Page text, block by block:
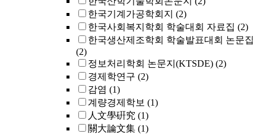
한국기계가공학회지 (2)
한국사회복지학회 학술대회 자료집 (2)
한국생산제조학회 학술발표대회 논문집
(2)
정보처리학회 논문지(KTSDE) (2)
경제학연구 (2)
감염 (1)
계량경제학보 (1)
人文學硏究 (1)
關大論文集 (1)